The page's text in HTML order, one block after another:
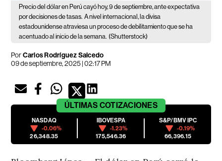
Precio del dólar en Perú cayó hoy, 9 de septiembre, ante expectativa
por decisiones de tasas. A nivel internacional, la divisa
estadounidense atraviesa un proceso de debilitamiento que se ha
acentuado al inicio de la semana. (Shutterstock)
PorCarlos Rodríguez Salcedo
09 de septiembre, 2025 | 02:17 PM
ÚLTIMAS COTIZACIONES
NASDAQ
-0.06%
26,348.35
IBOVESPA
-1.23%
175,546.36
S&P/BMV IPC
-0.19%
66,396.15